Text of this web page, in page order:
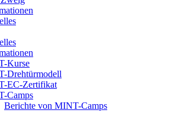
Kurse
Drehtürmodell
EC-Zertifikat
Camps
Berichte von MINT-Camps